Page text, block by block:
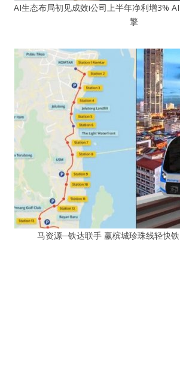
AI生态布局初见成效i公司上半年净利增3%
擎
马资源─铁达联手 赢槟城珍珠线轻快